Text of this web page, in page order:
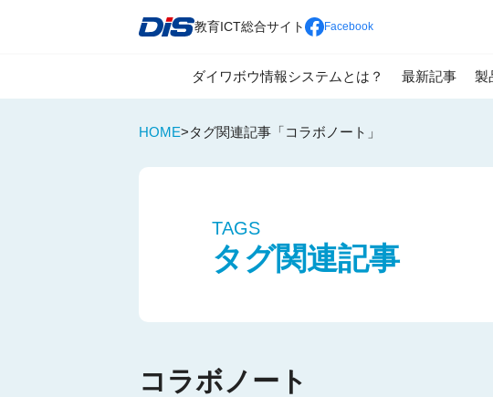
教育ICT総合サイト Facebook
ダイワボウ情報システムとは？ 最新記事 製
HOME>タグ関連記事「コラボノート」
TAGS
タグ関連記事
コラボノート